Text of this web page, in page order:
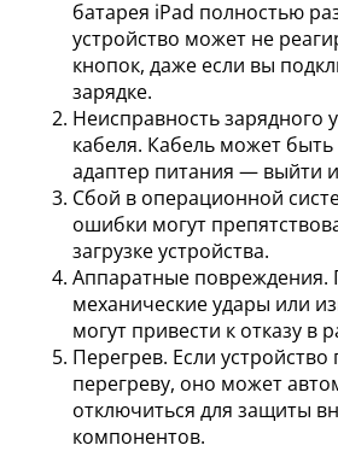
батарея iPad полностью
устройство может не
кнопок, даже если вы
зарядке.
Неисправность зарядного
кабеля. Кабель может
адаптер питания — выйти
Сбой в операционной
ошибки могут
загрузке устройства.
Аппаратные повреждения.
механические удары или
могут привести к отказу в
Перегрев. Если устройство
перегреву, оно может
отключиться для защиты
компонентов.